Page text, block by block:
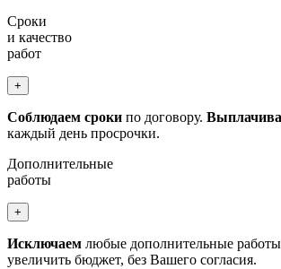
Сроки
и качество
работ
+
Соблюдаем сроки по договору.
каждый день просрочки.
Дополнительные
работы
+
Исключаем любые дополнительные
увеличить бюджет, без Вашего согласия.